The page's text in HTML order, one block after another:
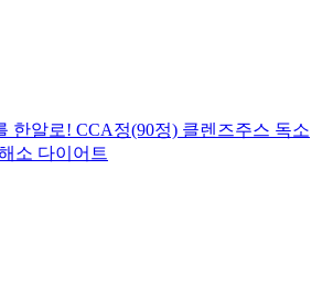
한알로! CCA정(90정) 클렌즈주스 독소
소 다이어트